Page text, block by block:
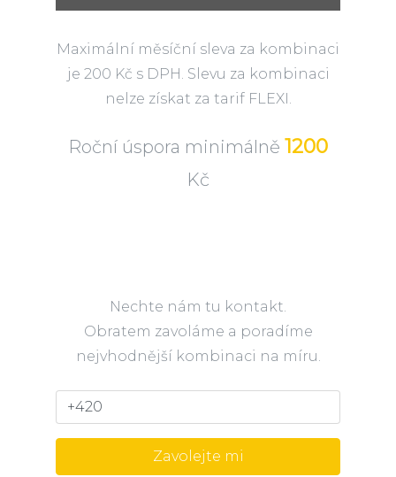
Maximální měsíční sleva za kombinaci
je 200 Kč s DPH. Slevu za kombinaci
nelze získat za tarif FLEXI.
Roční úspora minimálně 1200
Kč
Nechte nám tu kontakt.
Obratem zavoláme a poradíme
nejvhodnější kombinaci na míru.